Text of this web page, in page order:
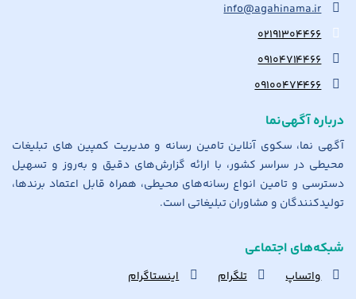
info@agahinama.ir
۰۲۱۹۱۳۰۴۴۶۶
۰۹۱۰۴۷۱۴۴۶۶
۰۹۱۰۰۴۷۴۴۶۶
درباره آگهی‌نما
آگهی نما، سکوی آنلاین تامین رسانه و مدیریت کمپین های تبلیغات
محیطی در سراسر کشور، با ارائه گزارش‌های دقیق و به‌روز و تسهیل
دسترسی و تامین انواع رسانه‌های محیطی، همراه قابل اعتماد برندها،
تولیدکنندگان و مشاوران تبلیغاتی است.
شبکه‌های اجتماعی
واتساپ تلگرام اینستاگرام